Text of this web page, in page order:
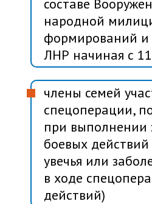
составе
народной
формирований
ЛНР начиная с
члены семей
спецоперации,
при выполнении
боевых
увечья или
в ходе
действий)